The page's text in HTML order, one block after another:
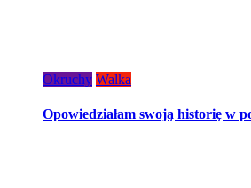
Okruchy Walka
Opowiedziałam swoją historię w